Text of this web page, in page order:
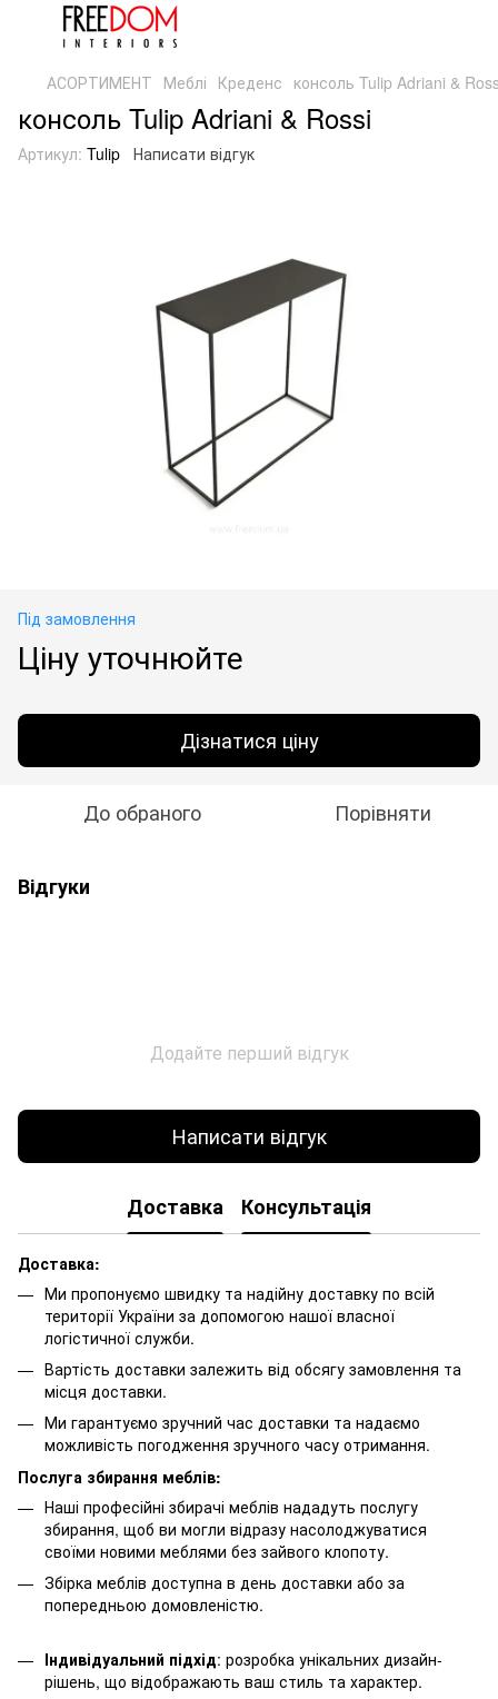
АСОРТИМЕНТ Меблі Креденс консоль Tulip Adriani &
консоль Tulip Adriani & Rossi
Артикул: Tulip Написати відгук
Під замовлення
Ціну уточнюйте
Дізнатися ціну
До обраного Порівняти
Відгуки
Додайте перший відгук
Написати відгук
Доставка Консультація
Доставка:
Ми пропонуємо швидку та надійну доставку по всій
території України за допомогою нашої власної
логістичної служби.
Вартість доставки залежить від обсягу замовлення та
місця доставки.
Ми гарантуємо зручний час доставки та надаємо
можливість погодження зручного часу отримання.
Послуга збирання меблів:
Наші професійні збирачі меблів нададуть послугу
збирання, щоб ви могли відразу насолоджуватися
своїми новими меблями без зайвого клопоту.
Збірка меблів доступна в день доставки або за
попередньою домовленістю.
Індивідуальний підхід: розробка унікальних дизайн-
рішень, що відображають ваш стиль та характер.